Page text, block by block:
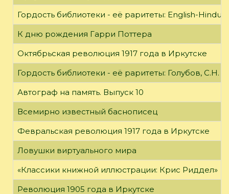
Гордость библиотеки - её раритеты: English-
К дню рождения Гарри Поттера
Октябрьская революция 1917 года в Иркутске
Гордость библиотеки - её раритеты: Голубов, С.Н.
Автограф на память. Выпуск 10
Всемирно известный баснописец
Февральская революция 1917 года в Иркутске
Ловушки виртуального мира
«Классики книжной иллюстрации: Крис Риддел»
Революция 1905 года в Иркутске